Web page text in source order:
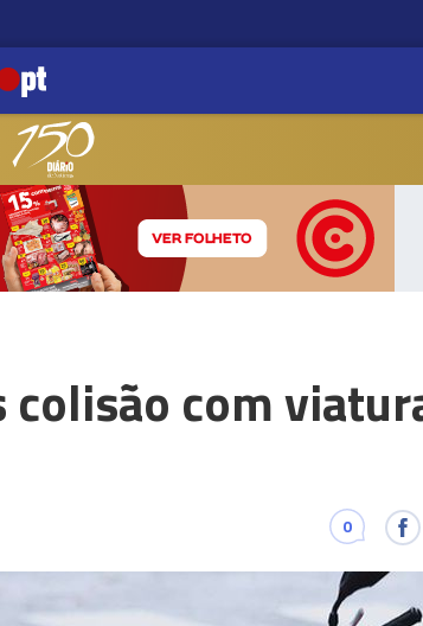
com
0